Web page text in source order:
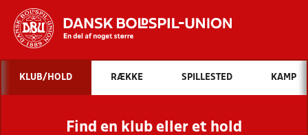
Hvad vil du søge efter?
INDHOLD OG NYHEDER
STILLINGER, RESULTATER, KLUBBER OG
KLUB/HOLD RÆKKE SPILLESTED KAMP
Find en klub eller et hold